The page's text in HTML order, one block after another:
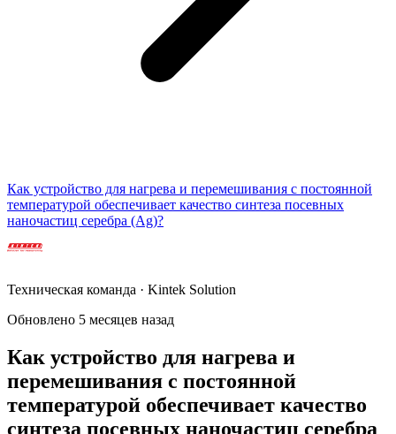
Как устройство для нагрева и перемешивания с постоянной
температурой обеспечивает качество синтеза посевных
наночастиц серебра (Ag)?
Техническая команда · Kintek Solution
Обновлено 5 месяцев назад
Как устройство для нагрева и
перемешивания с постоянной
температурой обеспечивает качество
синтеза посевных наночастиц серебра